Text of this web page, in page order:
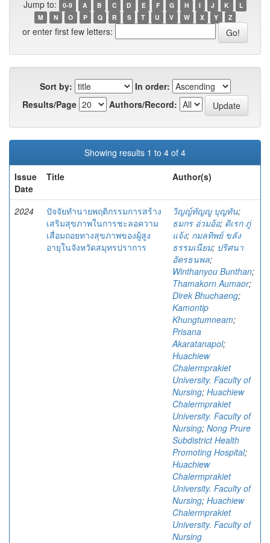
Jump to: 0-9 A B C D E F G H I J K
L
M
N O P Q R S T U V W X Y Z
or enter first few letters:
Sort by:
In order:
Results/Page
Authors/Record:
Showing results 1 to 4 of 4
Issue
Date
Title Author(s)
2024
ปัจจัยทำนายพฤติกรรมการสร้าง
เสริมสุขภาพในการชะลอความ
เสื่อมถอยทางสุขภาพของผู้สูง
อายุในจังหวัดสมุทรปราการ
วิญญ์ทัญญู บุญทัน;
ธมกร อ่วมอ้อ; ดิเรก ภู่
แจ้ง; กมลทิพย์ ขลัง
ธรรมเนียม; ปริศนา
อัครธนพล;
Winthanyou Bunthan;
Thamakorn Aumaor;
Direk Bhuchaeng;
Kamontip
Khungtumneam;
Prisana
Akaratanapol;
Huachiew
Chalermprakiet
University. Faculty of
Nursing; Huachiew
Chalermprakiet
University. Faculty of
Nursing; Nong Prure
Subdistrict Health
Promoting Hospital;
Huachiew
Chalermprakiet
University. Faculty of
Nursing; Huachiew
Chalermprakiet
University. Faculty of
Nursing